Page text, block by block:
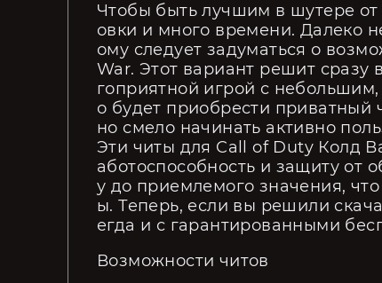
Чтобы быть лучшим в шутере
овки и много времени. Далеко
ому следует задуматься о
War. Этот вариант решит сразу
гоприятной игрой с
о будет приобрести
но смело начинать активно
Эти читы для Call of Duty Колд
аботоспособность и защиту от
у до приемлемого значения,
ы. Теперь, если вы решили
егда и с гарантированными
Возможности читов